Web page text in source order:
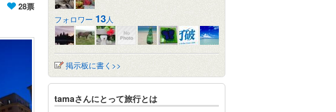
28票
フォロワー 13人
掲示板に書く>>
tamaさんにとって旅行とは